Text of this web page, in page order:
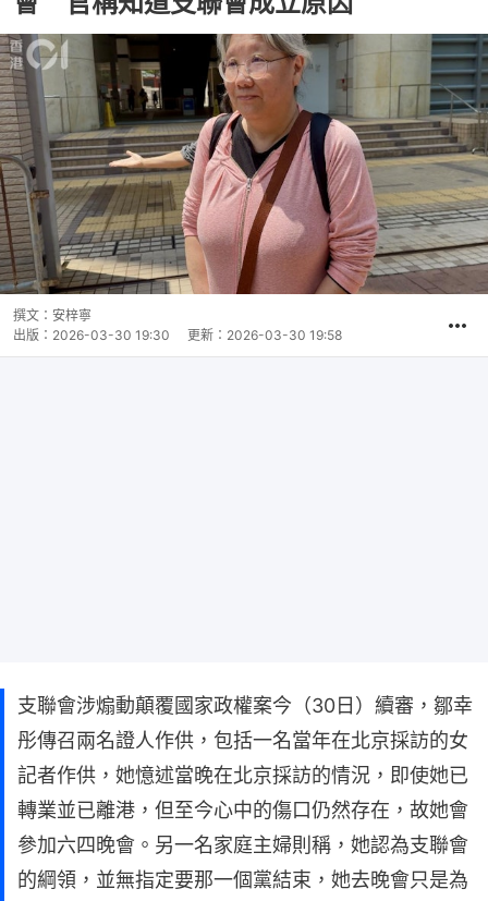
撰文： 安梓寧
出版： 2026-03-30 19:30 更新： 2026-03-30 19:58
支聯會涉煽動顛覆國家政權案今（30日）續審，鄒幸
彤傳召兩名證人作供，包括一名當年在北京採訪的女
記者作供，她憶述當晚在北京採訪的情況，即使她已
轉業並已離港，但至今心中的傷口仍然存在，故她會
參加六四晚會。另一名家庭主婦則稱，她認為支聯會
的綱領，並無指定要那一個黨結束，她去晚會只是為